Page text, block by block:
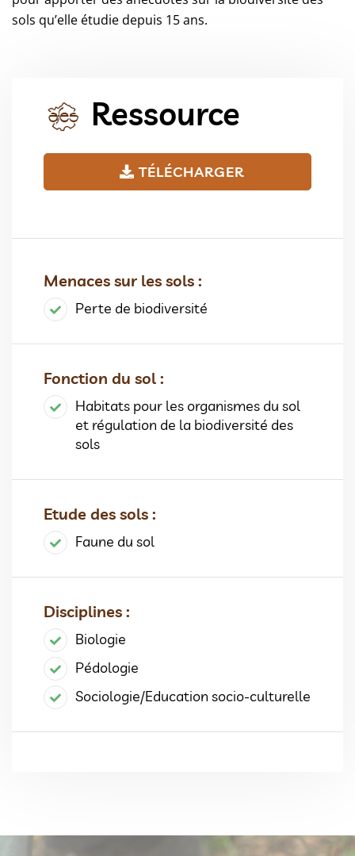
sols qu’elle étudie depuis 15 ans.
Ressource
TÉLÉCHARGER
Menaces sur les sols :
Perte de biodiversité
Fonction du sol :
Habitats pour les organismes du sol
et régulation de la biodiversité des
sols
Etude des sols :
Faune du sol
Disciplines :
Biologie
Pédologie
Sociologie/Education socio-culturelle